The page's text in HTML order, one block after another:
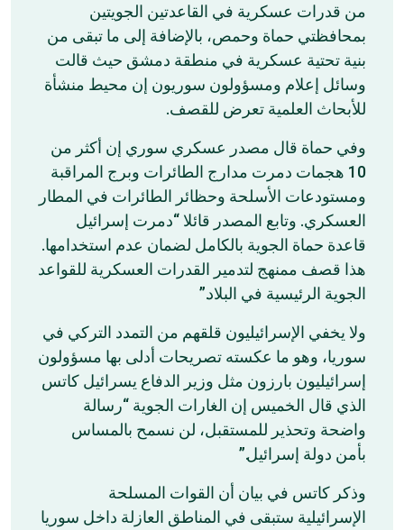
من قدرات عسكرية في القاعدتين الجويتين
بمحافظتي حماة وحمص، بالإضافة إلى ما تبقى من
بنية تحتية عسكرية في منطقة دمشق حيث قالت
وسائل إعلام ومسؤولون سوريون إن محيط منشأة
للأبحاث العلمية تعرض للقصف.
وفي حماة قال مصدر عسكري سوري إن أكثر من
10 هجمات دمرت مدارج الطائرات وبرج المراقبة
ومستودعات الأسلحة وحظائر الطائرات في المطار
العسكري. وتابع المصدر قائلا “دمرت إسرائيل
قاعدة حماة الجوية بالكامل لضمان عدم استخدامها.
هذا قصف ممنهج لتدمير القدرات العسكرية للقواعد
الجوية الرئيسية في البلاد.”
ولا يخفي الإسرائيليون قلقهم من التمدد التركي في
سوريا، وهو ما عكسته تصريحات أدلى بها مسؤولون
إسرائيليون بارزون مثل وزير الدفاع يسرائيل كاتس
الذي قال الخميس إن الغارات الجوية “رسالة
واضحة وتحذير للمستقبل، لن نسمح بالمساس
بأمن دولة إسرائيل.”
وذكر كاتس في بيان أن القوات المسلحة
الإسرائيلية ستبقى في المناطق العازلة داخل سوريا